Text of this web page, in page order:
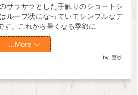
更紗
サラサラとした手触りのショートシ
ループ状になっていてシンプルなデ
す。これから暑くなる季節に
...More